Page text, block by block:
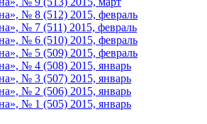
№ 8 (512) 2015, февраль
№ 7 (511) 2015, февраль
№ 6 (510) 2015, февраль
№ 5 (509) 2015, февраль
№ 4 (508) 2015, январь
№ 3 (507) 2015, январь
№ 2 (506) 2015, январь
№ 1 (505) 2015, январь